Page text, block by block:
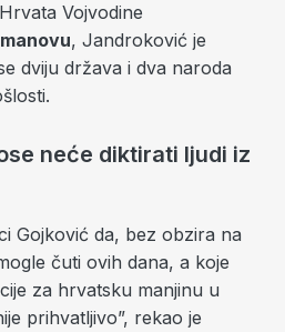
Vojvodine
, Jandroković je
dviju država i dva naroda
neće diktirati ljudi iz
Gojković da, bez obzira na
čuti ovih dana, a koje
za hrvatsku manjinu u
prihvatljivo”, rekao je